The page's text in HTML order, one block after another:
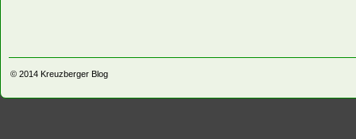
© 2014 Kreuzberger Blog